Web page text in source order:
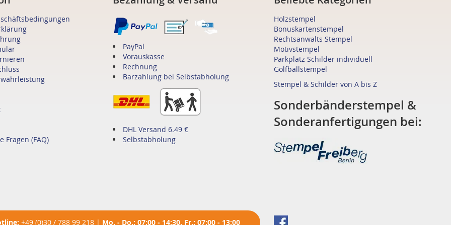
Fragen (FAQ)
PayPal
Vorauskasse
Rechnung
Barzahlung bei Selbstabholung
DHL Versand 6.49 €
Selbstabholung
Holzstempel
Bonuskartenstempel
Rechtsanwalts Stempel
Motivstempel
Parkplatz Schilder individuell
Golfballstempel
Stempel & Schilder von A bis Z
Sonderbänderstempel &
Sonderanfertigungen bei:
+49 (0)30 / 788 99 218 | Mo. - Do.: 07:00 - 14:30, Fr.: 07:00 - 13:00